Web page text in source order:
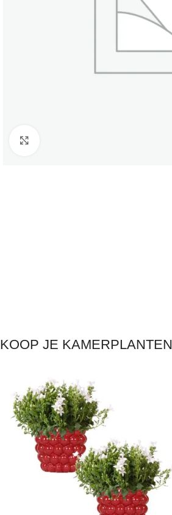
KOOP JE KAMERPLANTEN